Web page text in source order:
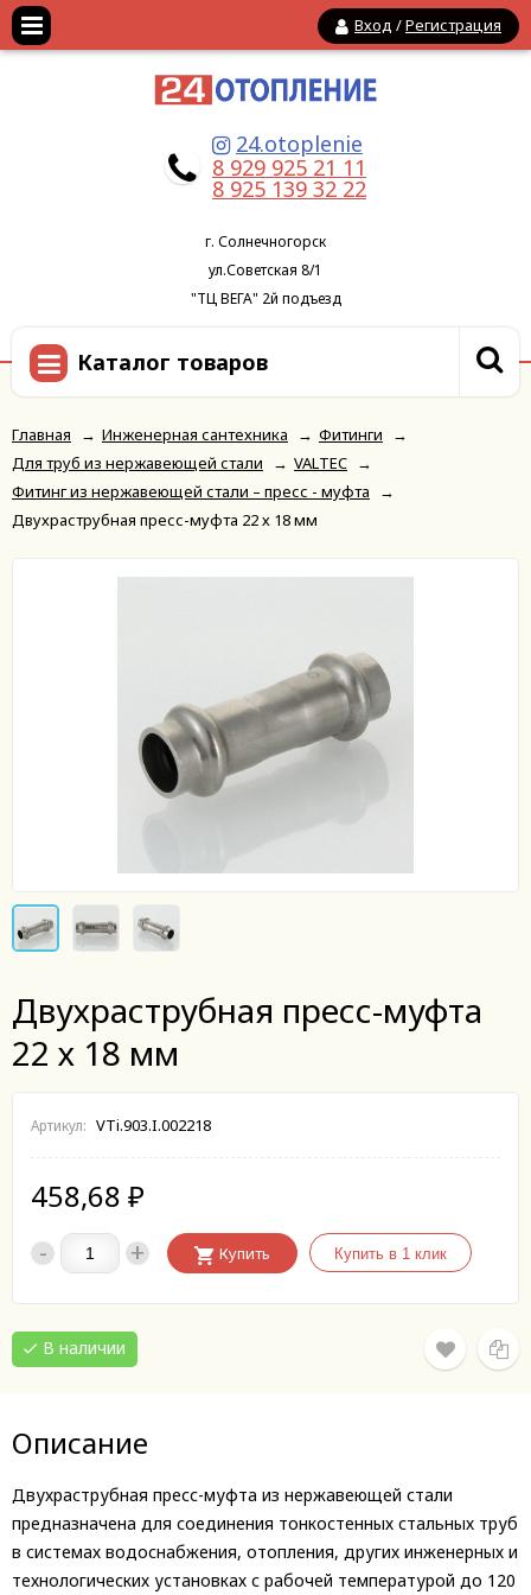
Вход /Регистрация
24.otoplenie
8 929 925 21 11
8 925 139 32 22
г. Солнечногорск
ул.Советская 8/1
"ТЦ ВЕГА" 2й подъезд
Каталог товаров
Главная → Инженерная сантехника → Фитинги
→
Для труб из нержавеющей стали
→ VALTEC →
Фитинг из нержавеющей стали – пресс - муфта
→
Двухраструбная пресс-муфта 22 х 18 мм
Двухраструбная пресс-муфта
22 х 18 мм
Артикул: VTi.903.I.002218
458,68 ₽
- + Купить
В наличии
Описание
Двухраструбная пресс-муфта из нержавеющей стали
предназначена для соединения тонкостенных стальных труб
в системах водоснабжения, отопления, других инженерных и
технологических установках с рабочей температурой до 120